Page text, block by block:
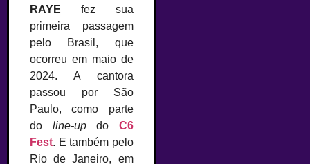
RAYE fez sua
primeira passagem
pelo Brasil, que
ocorreu em maio de
2024. A cantora
passou por São
Paulo, como parte
do line-updo C6
Fest. E também pelo
Rio de Janeiro, em